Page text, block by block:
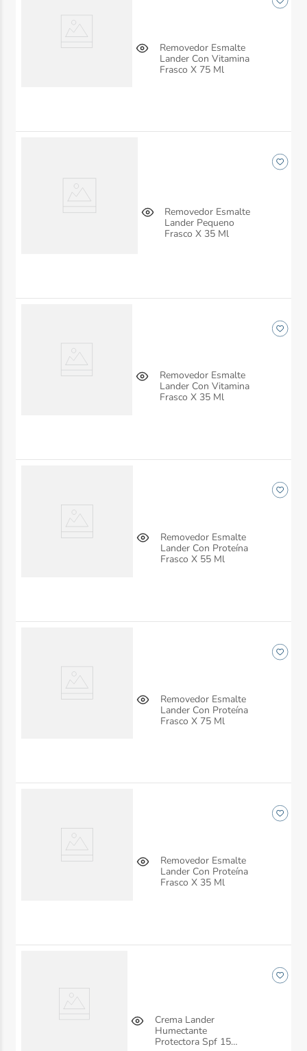
Removedor Esmalte
Lander Con Vitamina
Frasco X 75 Ml
Removedor Esmalte
Lander Pequeno
Frasco X 35 Ml
Removedor Esmalte
Lander Con Vitamina
Frasco X 35 Ml
Removedor Esmalte
Lander Con Proteína
Frasco X 55 Ml
Removedor Esmalte
Lander Con Proteína
Frasco X 75 Ml
Removedor Esmalte
Lander Con Proteína
Frasco X 35 Ml
Crema Lander
Humectante
Protectora Spf 15